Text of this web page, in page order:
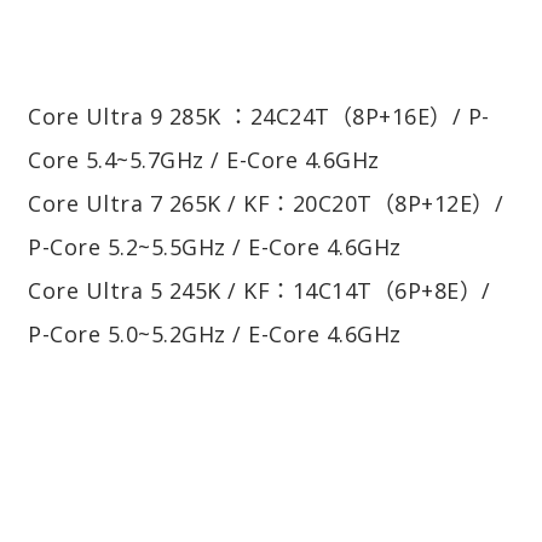
Core Ultra 9 285K ：24C24T（8P+16E）/ P-
Core 5.4~5.7GHz / E-Core 4.6GHz
Core Ultra 7 265K / KF：20C20T（8P+12E）/
P-Core 5.2~5.5GHz / E-Core 4.6GHz
Core Ultra 5 245K / KF：14C14T（6P+8E）/
P-Core 5.0~5.2GHz / E-Core 4.6GHz